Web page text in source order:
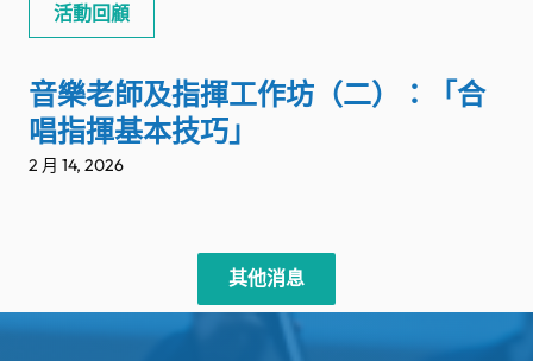
活動回顧
音樂老師及指揮工作坊（二）：「合
唱指揮基本技巧」
2 月 14, 2026
其他消息